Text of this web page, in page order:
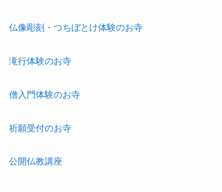
仏像彫刻・つちぼとけ体験のお寺
滝行体験のお寺
僧入門体験のお寺
祈願受付のお寺
公開仏教講座